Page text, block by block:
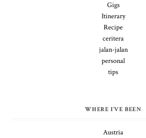
Gigs
Itinerary
Recipe
ceritera
jalan-jalan
personal
tips
WHERE I'VE BEEN
Austria